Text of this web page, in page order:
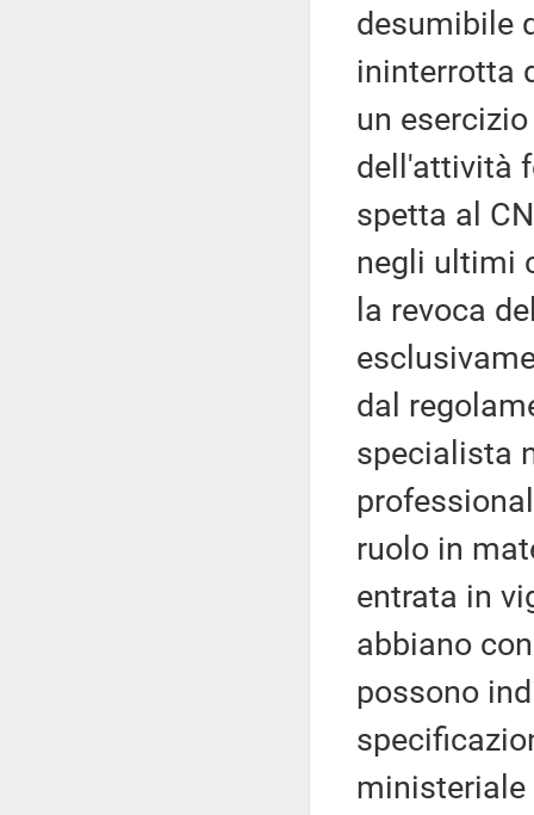
desumibile
ininterrotta
un
dell'attività
spetta al
negli ultimi
la revoca
dal
specialista
ruolo in
entrata in
abbiano
possono
ministeriale